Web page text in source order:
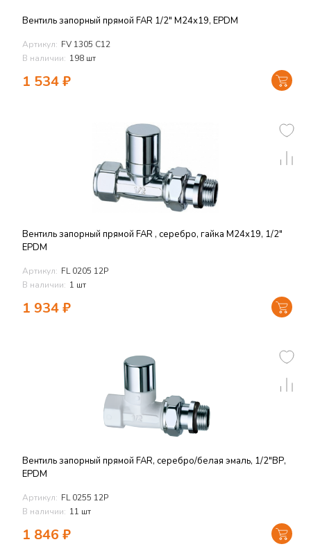
Вентиль запорный прямой FAR 1/2" М24х19, EPDM
Артикул: FV 1305 C12
В наличии: 198 шт
1 534₽
Вентиль запорный прямой FAR , серебро, гайка М24х19, 1/2"
EPDM
Артикул: FL 0205 12P
В наличии: 1 шт
1 934₽
Вентиль запорный прямой FAR, серебро/белая эмаль, 1/2"ВР,
EPDM
Артикул: FL 0255 12P
В наличии: 11 шт
1 846 ₽